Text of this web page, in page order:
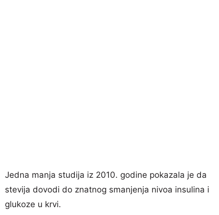
Jedna manja studija iz 2010. godine pokazala je da
stevija dovodi do znatnog smanjenja nivoa insulina i
glukoze u krvi.